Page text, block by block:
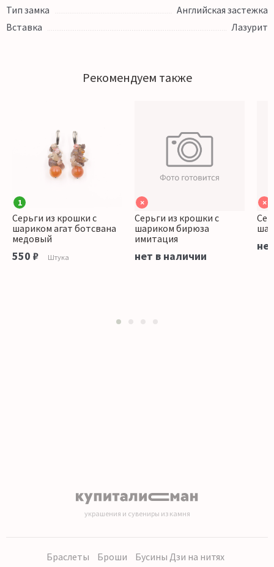
Тип замка
Английская застежка
Вставка
Лазурит
Рекомендуем также
1
Серьги из крошки с
шариком агат ботсвана
медовый
550 ₽ Штука
×
Серьги из крошки с
шариком бирюза
имитация
нет в наличии
×
украшения и сувениры из камня
Браслеты Броши Бусины Дзи на нитях